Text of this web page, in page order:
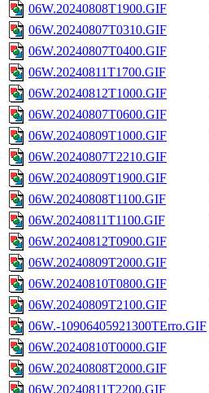
06W.20240808T1900.GIF
06W.20240807T0310.GIF
06W.20240807T0400.GIF
06W.20240811T1700.GIF
06W.20240812T1000.GIF
06W.20240807T0600.GIF
06W.20240809T1000.GIF
06W.20240807T2210.GIF
06W.20240809T1900.GIF
06W.20240808T1100.GIF
06W.20240811T1100.GIF
06W.20240812T0900.GIF
06W.20240809T2000.GIF
06W.20240810T0800.GIF
06W.20240809T2100.GIF
06W.-10906405921300TErro.GIF
06W.20240810T0000.GIF
06W.20240808T2000.GIF
06W.20240811T2200.GIF